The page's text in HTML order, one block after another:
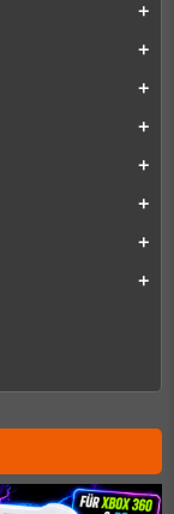
add
add
add
add
add
add
add
add